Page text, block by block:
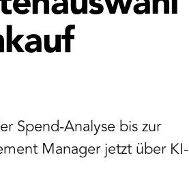
Spend-Analyse bis zur
Manager jetzt über KI-